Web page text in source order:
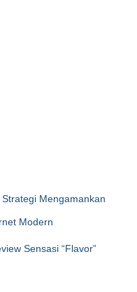
Mengamankan
Modern
Sensasi “Flavor”